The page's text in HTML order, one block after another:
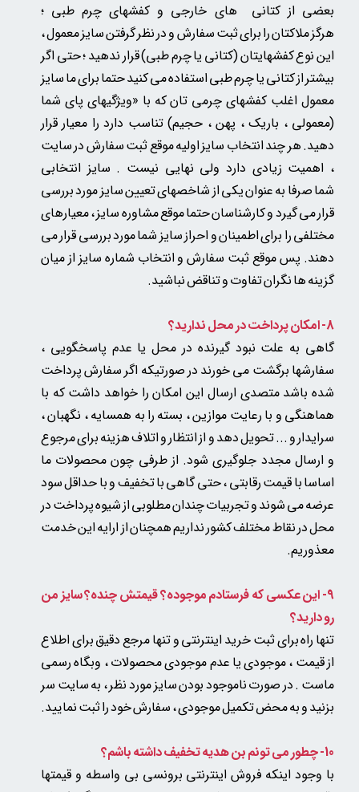
بعضی از کتانی های خارجی و کفشهای چرم طبی ؛
هرگز ملاکتان را برای ثبت سفارش و در نظر گرفتن سایز معمول ،
این نوع کفشهایتان (کتانی یا چرم طبی) قرار ندهید ؛ حتی اگر
بیشتر از کتانی یا چرم طبی استفاده می کنید حتما برای ما سایز
معمول اغلب کفشهای چرمی تانکه با «ویژگیهای پای شما
(معمولی ، باریک ، پهن ، حجیم) تناسب دارد را معیار قرار
دهید. هر چند انتخاب سایز اولیه موقع ثبت سفارش در سایت
، اهمیت زیادی دارد ولی نهایی نیست . سایز انتخابی
شما صرفا به عنوان یکی از شاخصهای تعیین سایز مورد بررسی
قرار می گیرد و کارشناسان حتما موقع مشاوره سایز ، معیارهای
مختلفی را برای اطمینان و احراز سایز شما مورد بررسی قرار می
دهند. پس موقع ثبت سفارش و انتخاب شماره سایز از میان
گزینه ها نگران تفاوت و تناقض نباشید.
8- امکان پرداخت در محل ندارید؟
گاهی به علت نبود گیرنده در محل یا عدم پاسخگویی ،
سفارشها برگشت می خورند در صورتیکه اگر سفارش پرداخت
شده باشد متصدی ارسال این امکان را خواهد داشت که با
هماهنگی و با رعایت موازین ، بسته را به همسایه ، نگهبان ،
سرایدار و ... تحویل دهد و از انتظار و اتلاف هزینه برای مرجوع
و ارسال مجدد جلوگیری شود. از طرفی چون محصولات ما
اساسا با قیمت رقابتی ، حتی گاهی با تخفیف و با حداقل سود
عرضه می شوند و تجربیات چندان مطلوبی از شیوه پرداخت در
محل در نقاط مختلف کشور نداریم همچنان از ارایه این خدمت
معذوریم.
9- این عکسی که فرستادم موجوده؟ قیمتش چنده؟ سایز من
رو دارید؟
تنها راه برای ثبت خرید اینترنتی و تنها مرجع دقیق برای اطلاع
از قیمت ، موجودی یا عدم موجودی محصولات ، وبگاه رسمی
ماست . در صورت ناموجود بودن سایز مورد نظر ، به سایت سر
بزنید و به محض تکمیل موجودی ، سفارش خود را ثبت نمایید.
10- چطور می تونم بن هدیه تخفیف داشته باشم؟
با وجود اینکه فروش اینترنتی برونسی بی واسطه و قیمتها